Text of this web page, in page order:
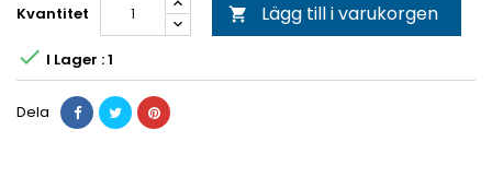
Kvantitet  Lägg till i varukorgen
 I Lager : 1
Dela